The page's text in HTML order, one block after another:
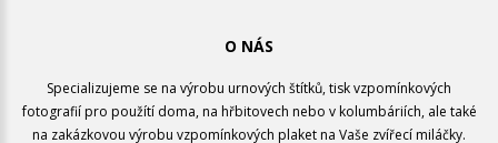
O NÁS
Specializujeme se na výrobu urnových štítků, tisk vzpomínkových
fotografií pro použítí doma, na hřbitovech nebo v kolumbáriích, ale také
na zakázkovou výrobu vzpomínkových plaket na Vaše zvířecí miláčky.